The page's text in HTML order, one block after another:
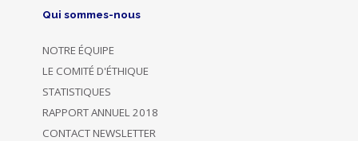
Qui sommes-nous
NOTRE ÉQUIPE
LE COMITÉ D'ÉTHIQUE
STATISTIQUES
RAPPORT ANNUEL 2018
CONTACT NEWSLETTER